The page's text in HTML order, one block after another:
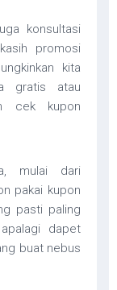
konsultasi
promosi
kita
gratis atau
cek kupon
mulai dari
pakai kupon
pasti paling
dapet
buat nebus